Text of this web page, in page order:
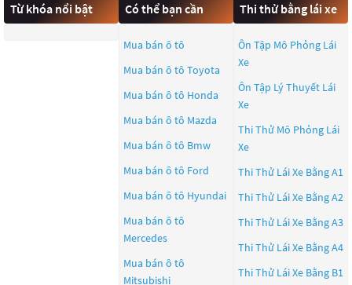
Từ khóa nổi bật Có thể bạn cần
Mua bán ô tô
Mua bán ô tô Toyota
Mua bán ô tô Honda
Mua bán ô tô Mazda
Mua bán ô tô Bmw
Mua bán ô tô Ford
Mua bán ô tô Hyundai
Mua bán ô tô
Mercedes
Mua bán ô tô
Mitsubishi
Thi thử bằng lái xe
Ôn Tập Mô Phỏng Lái
Xe
Ôn Tập Lý Thuyết Lái
Xe
Thi Thử Mô Phỏng Lái
Xe
Thi Thử Lái Xe Bằng A1
Thi Thử Lái Xe Bằng A2
Thi Thử Lái Xe Bằng A3
Thi Thử Lái Xe Bằng A4
Thi Thử Lái Xe Bằng B1